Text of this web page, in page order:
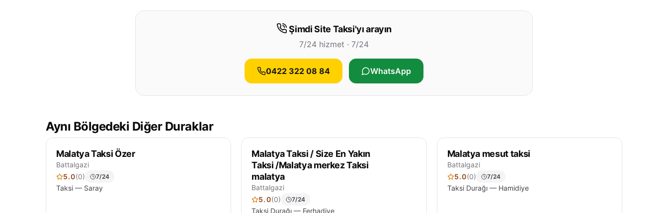
Şimdi Site Taksi'yı arayın
7/24 hizmet · 7/24
0422 322 08 84 WhatsApp
Aynı Bölgedeki Diğer Duraklar
Malatya Taksi Özer
Battalgazi
5.0(0) 7/24
Taksi — Saray
Malatya Taksi / Size En Yakın
Taksi /Malatya merkez Taksi
malatya
Battalgazi
5.0(0) 7/24
Taksi Durağı — Ferhadiye
Malatya mesut taksi
Battalgazi
5.0(0) 7/24
Taksi Durağı — Hamidiye